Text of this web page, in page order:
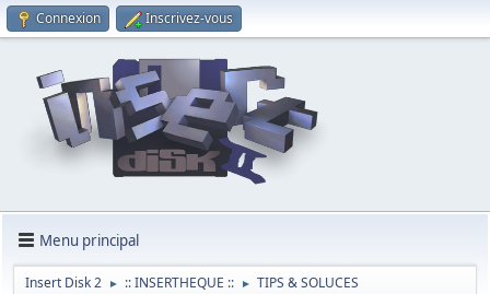
Connexion Inscrivez-vous
Menu principal
Insert Disk 2 ► :: INSERTHEQUE :: ► TIPS & SOLUCES